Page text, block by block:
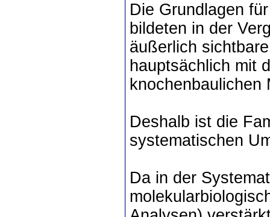
Die Grundlagen
bildeten in der
äußerlich
hauptsächlich mit
knochenbaulichen
Deshalb ist die
systematischen
Da in der